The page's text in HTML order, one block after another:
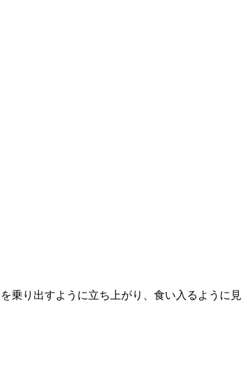
乗り出すように立ち上がり、食い入るように見